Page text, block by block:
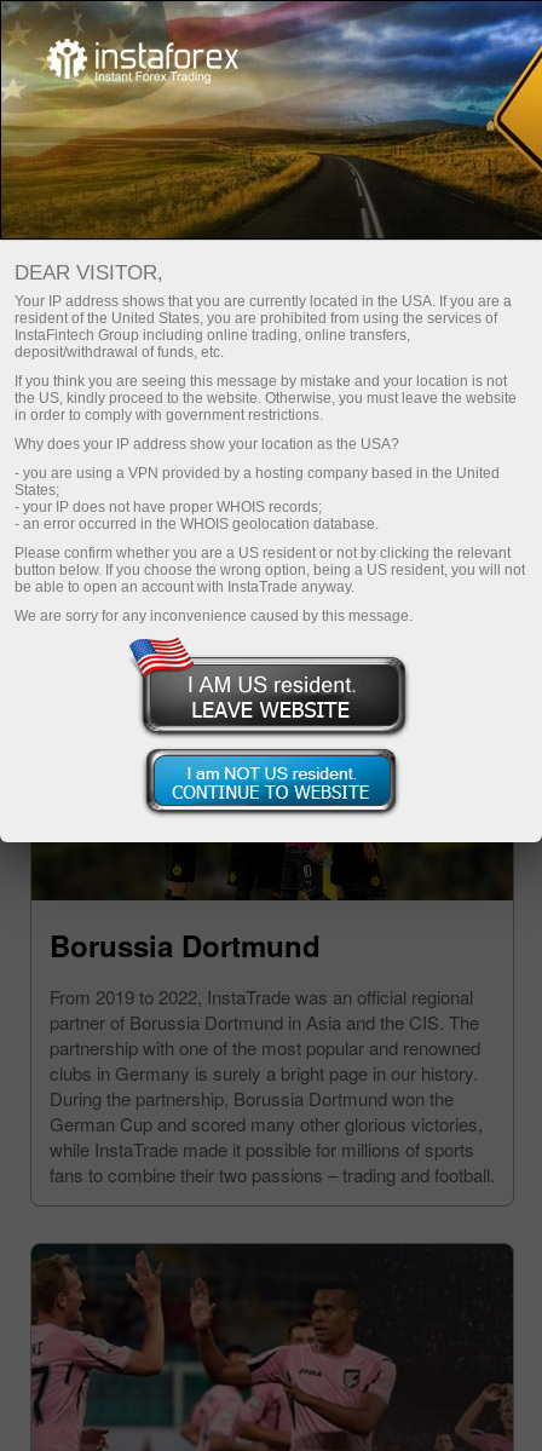
หลัก เกี่ยวกับพวกเรา InstaSport
InstaSport
ทะเยอทะยาน, มุ่งมั่น และแน่วแน่ นี้เป็นทุกอย่างที่มีในหุ้นส่วน
และแบรนแอมบ่าเดอร์ของทางเรา มาสร้างแรงบันดาลใจจาก
ตัวอย่างของพวกเขา และมุ่งหน้าสู่ชัยชนะต่อไป
ดาวน์โหลดแพลตฟอร์มการซื้อขาย
From 2019 to 2022, InstaTrade was an official regional
partner of Borussia Dortmund in Asia and the CIS. The
partnership with one of the most popular and renowned
clubs in Germany is surely a bright page in our history.
During the partnership, Borussia Dortmund won the
German Cup and scored many other glorious victories,
while InstaTrade made it possible for millions of sports
fans to combine their two passions – trading and football.
DEAR VISITOR,
Your IP address shows that you are currently located in the USA. If you are a
resident of the United States, you are prohibited from using the services of
InstaFintech Group including online trading, online transfers,
deposit/withdrawal of funds, etc.
If you think you are seeing this message by mistake and your location is not
the US, kindly proceed to the website. Otherwise, you must leave the website
in order to comply with government restrictions.
Why does your IP address show your location as the USA?
- you are using a VPN provided by a hosting company based in the United
States;
- your IP does not have proper WHOIS records;
- an error occurred in the WHOIS geolocation database.
Please confirm whether you are a US resident or not by clicking the relevant
button below. If you choose the wrong option, being a US resident, you will not
be able to open an account with InstaTrade anyway.
We are sorry for any inconvenience caused by this message.